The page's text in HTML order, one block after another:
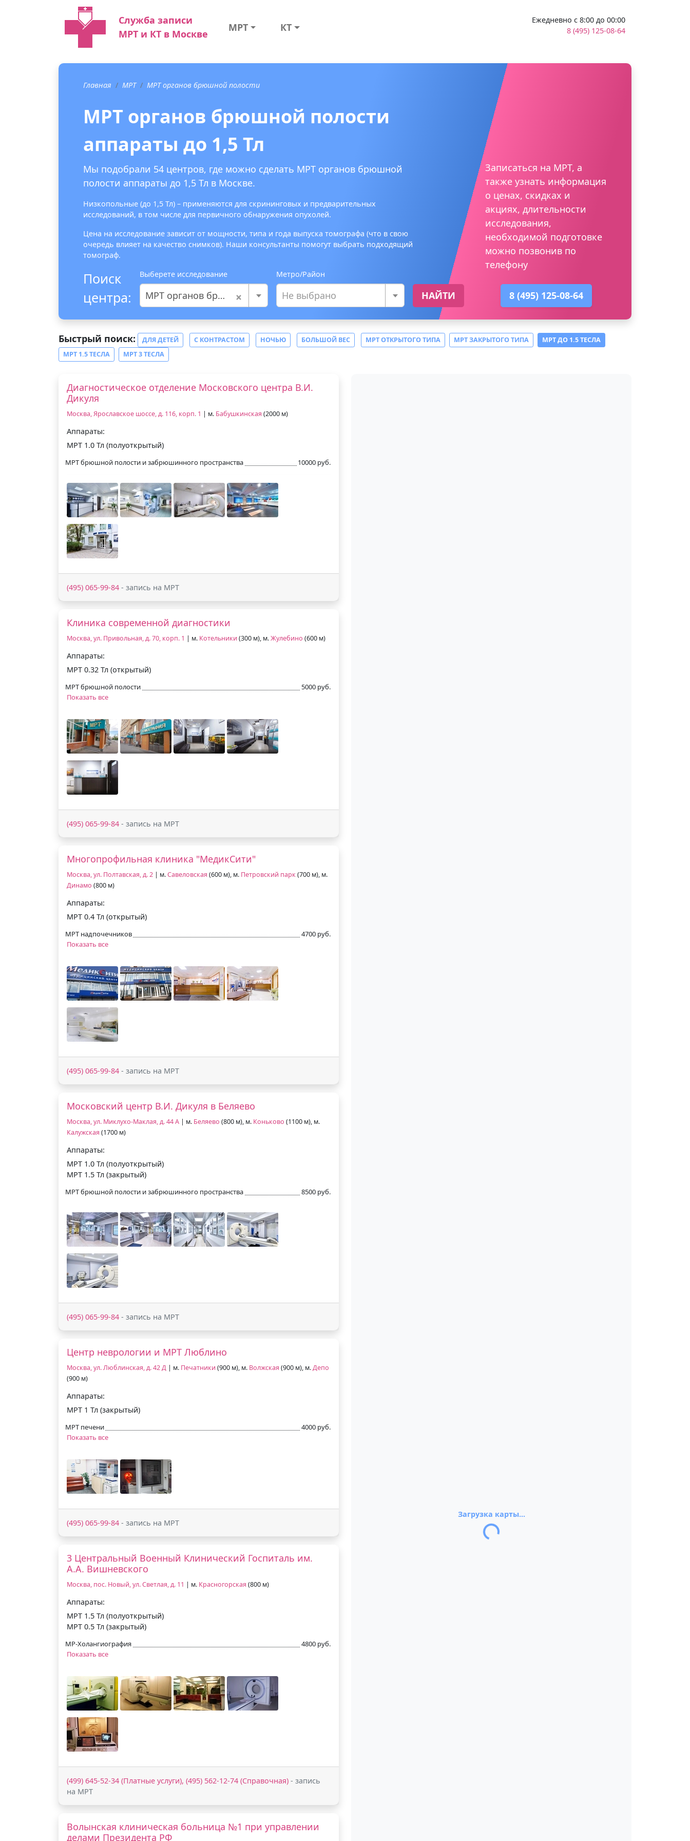
Служба записи
МРТ и КТ в Москве
МРТ КТ
Ежедневно с 8:00 до 00:00
8 (495) 125-08-64
Главная МРТ МРТ органов брюшной полости
МРТ органов брюшной полости
аппараты до 1,5 Тл
Мы подобрали 54 центров, где можно сделать МРТ органов брюшной
полости аппараты до 1,5 Тл в Москве.
Низкопольные (до 1,5 Тл) – применяются для скрининговых и предварительных
исследований, в том числе для первичного обнаружения опухолей.
Цена на исследование зависит от мощности, типа и года выпуска томографа (что в свою
очередь влияет на качество снимков). Наши консультанты помогут выбрать подходящий
томограф.
Поиск
центра:
Выберете исследование
×
МРТ органов брюшной полости
Метро/Район
Не выбрано НАЙТИ
Записаться на МРТ, а
также узнать информация
о ценах, скидках и
акциях, длительности
исследования,
необходимой подготовке
можно позвонив по
телефону
8 (495) 125-08-64
Быстрый поиск: ДЛЯ ДЕТЕЙ С КОНТРАСТОМ НОЧЬЮ БОЛЬШОЙ ВЕС МРТ ОТКРЫТОГО ТИПА МРТ ЗАКРЫТОГО ТИПА
МРТ ДО 1.5 ТЕСЛА
МРТ 1.5 ТЕСЛА
МРТ 3 ТЕСЛА
Диагностическое отделение Московского центра В.И.
Дикуля
Москва, Ярославское шоссе, д. 116, корп. 1 | м. Бабушкинская (2000 м)
Аппараты:
МРТ 1.0 Тл (полуоткрытый)
МРТ брюшной полости и забрюшинного пространства 10000 руб.
(495) 065-99-84 - запись на МРТ
Клиника современной диагностики
Москва, ул. Привольная, д. 70, корп. 1 | м. Котельники (300 м), м.Жулебино (600 м)
Аппараты:
МРТ 0.32 Тл (открытый)
МРТ брюшной полости
5000 руб.
Показать все
(495) 065-99-84 - запись на МРТ
Многопрофильная клиника "МедикСити"
Москва, ул. Полтавская, д. 2 | м.Савеловская (600 м), м. Петровский парк(700 м), м.
Динамо (800 м)
Аппараты:
МРТ 0.4 Тл (открытый)
МРТ надпочечников
4700 руб.
Показать все
(495) 065-99-84 - запись на МРТ
Московский центр В.И. Дикуля в Беляево
Москва, ул. Миклухо-Маклая, д. 44 А | м. Беляево (800 м), м. Коньково (1100 м), м.
Калужская (1700 м)
Аппараты:
МРТ 1.0 Тл (полуоткрытый)
МРТ 1.5 Тл (закрытый)
МРТ брюшной полости и забрюшинного пространства 8500 руб.
(495) 065-99-84 - запись на МРТ
Центр неврологии и МРТ Люблино
Москва, ул. Люблинская, д. 42 Д | м. Печатники (900 м), м. Волжская (900 м), м.Депо
(900 м)
Аппараты:
МРТ 1 Тл (закрытый)
МРТ печени
4000 руб.
Показать все
(495) 065-99-84 - запись на МРТ
3 Центральный Военный Клинический Госпиталь им.
А.А. Вишневского
Москва, пос. Новый, ул. Светлая, д. 11 | м. Красногорская (800 м)
Аппараты:
МРТ 1.5 Тл (полуоткрытый)
МРТ 0.5 Тл (закрытый)
МР-Холангиография
4800 руб.
Показать все
(499) 645-52-34 (Платные услуги), (495) 562-12-74 (Справочная) - запись
на МРТ
Волынская клиническая больница №1 при управлении
делами Президента РФ
Загрузка карты...